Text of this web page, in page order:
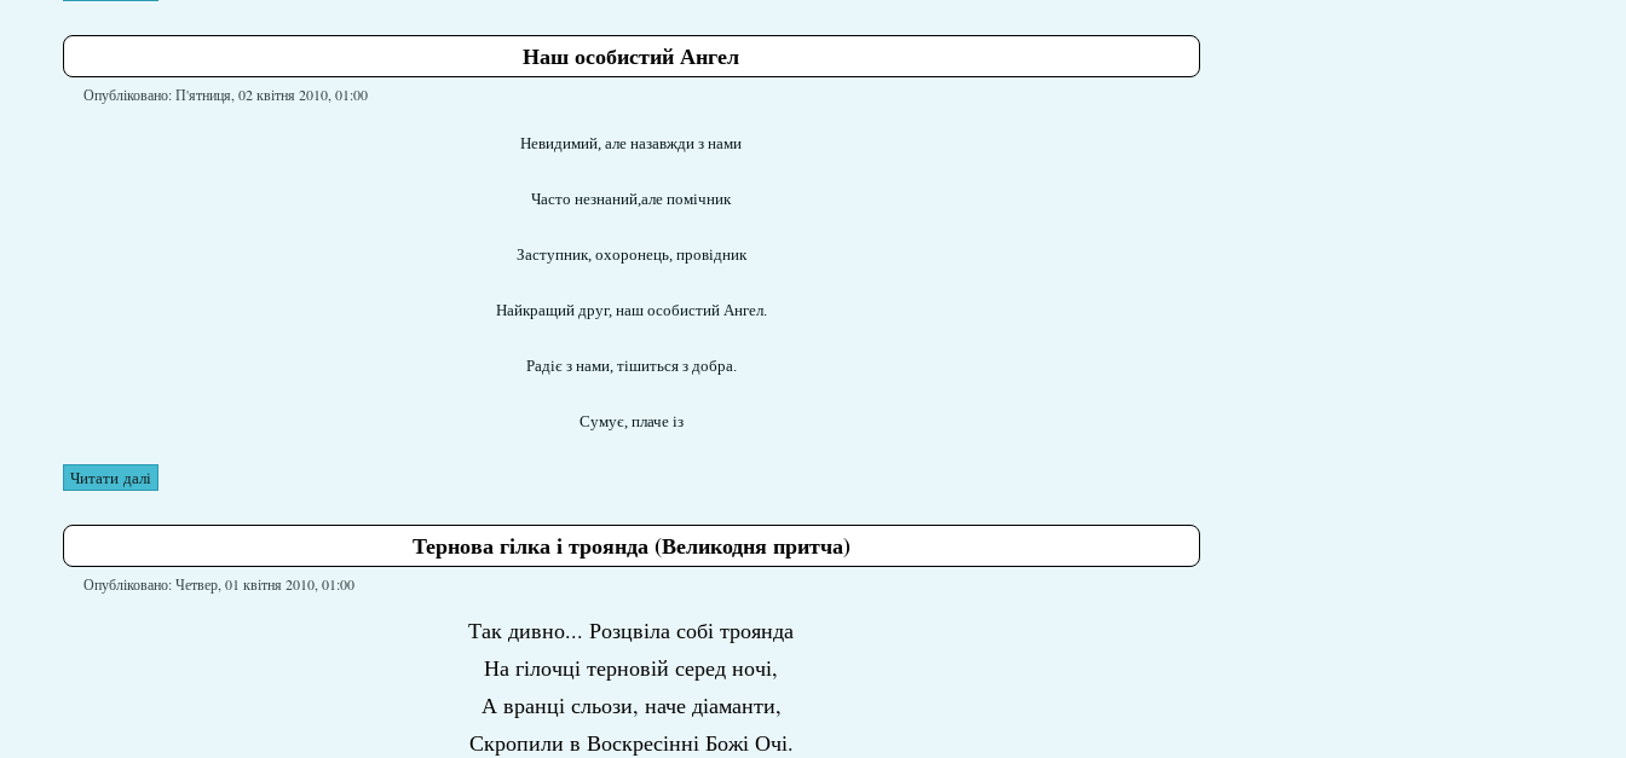
Наш особистий Ангел
Опубліковано: П'ятниця, 02 квітня 2010, 01:00
Невидимий, але назавжди з нами
Часто незнаний,але помічник
Заступник, охоронець, провідник
Найкращий друг, наш особистий Ангел.
Радіє з нами, тішиться з добра.
Сумує, плаче із
Читати далі
Тернова гілка і троянда (Великодня притча)
Опубліковано: Четвер, 01 квітня 2010, 01:00
Так дивно... Розцвіла собі троянда
На гілочці терновій серед ночі,
А вранці сльози, наче діаманти,
Скропили в Воскресінні Божі Очі.